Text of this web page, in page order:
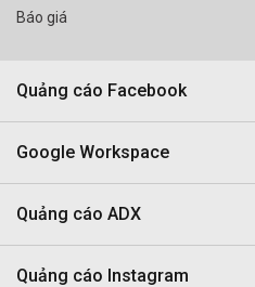
Báo giá
Quảng cáo Facebook
Google Workspace
Quảng cáo ADX
Quảng cáo Instagram